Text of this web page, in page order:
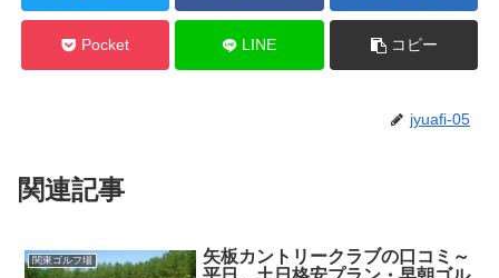
Pocket LINE コピー
jyuafi-05
関連記事
関東ゴルフ場
矢板カントリークラブの口コミ～